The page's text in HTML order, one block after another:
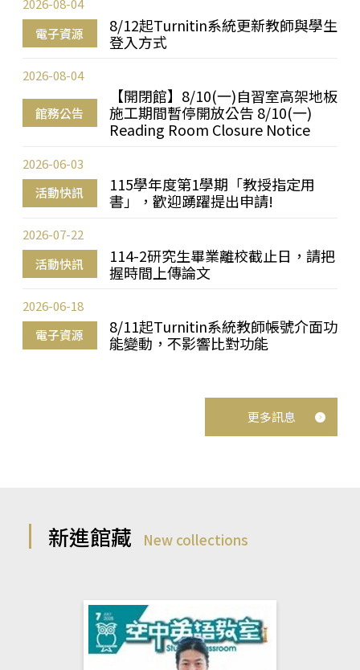
電子資源
8/12起Turnitin系統更新教師與學生
登入方式
2026-08-04
館務公告
【開閉館】8/10(一)自習室高架地板
施工期間暫停開放公告 8/10(一)
Reading Room Closure Notice
2026-08-04
活動快訊
115學年度第1學期「教授指定用
書」，歡迎踴躍提出申請!
2026-06-03
活動快訊
114-2研究生畢業離校截止日，請把
握時間上傳論文
2026-07-22
電子資源
8/11起Turnitin系統教師帳號介面功
能變動，不影響比對功能
2026-06-18
更多訊息
新進館藏 New collections